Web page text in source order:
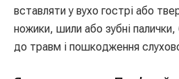
вставляти у вухо гострі або
ножики, шили або зубні
до травм і пошкодження